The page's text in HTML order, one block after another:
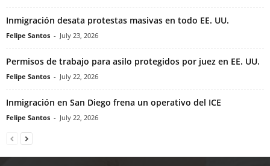
Inmigración desata protestas masivas en todo EE. UU.
Felipe Santos - July 23, 2026
Permisos de trabajo para asilo protegidos por juez en EE. UU.
Felipe Santos - July 22, 2026
Inmigración en San Diego frena un operativo del ICE
Felipe Santos - July 22, 2026